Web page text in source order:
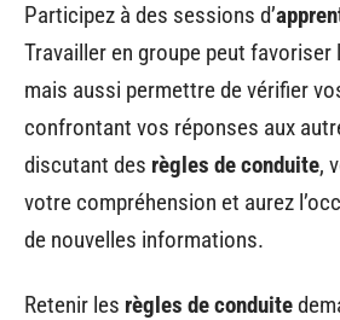
Participez à des sessions d’
Travailler en groupe peut favoriser
mais aussi permettre de vérifier
confrontant vos réponses aux
discutant des règles de conduite,
votre compréhension et aurez
de nouvelles informations.
Retenir les règles de conduite